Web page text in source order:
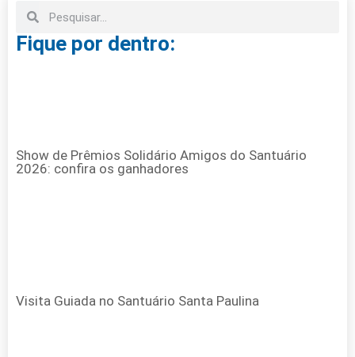
Fique por dentro:
Show de Prêmios Solidário Amigos do Santuário
2026: confira os ganhadores
Visita Guiada no Santuário Santa Paulina